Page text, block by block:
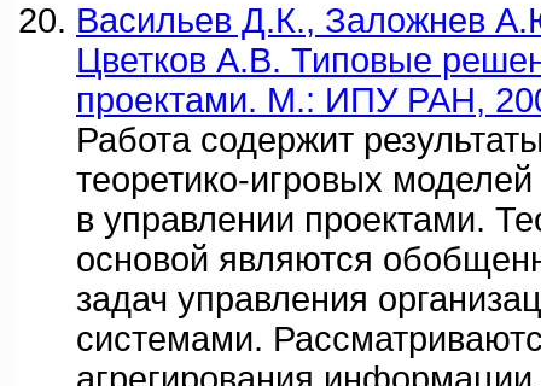
Васильев Д.К., Заложнев
Цветков А.В. Типовые
проектами. М.: ИПУ РАН,
Работа содержит
теоретико-игровых
в управлении проектами.
основой являются
задач управления
системами.